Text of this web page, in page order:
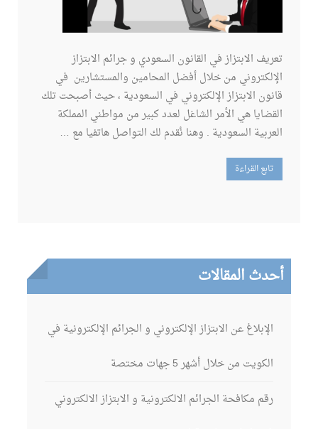
تعريف الابتزاز في القانون السعودي و جرائم الابتزاز
الإلكتروني من خلال أفضل المحامين والمستشارين في
قانون الابتزاز الإلكتروني في السعودية ، حيث أصبحت تلك
القضايا هي الأمر الشاغل لعدد كبير من مواطني المملكة
العربية السعودية . وهنا نُقدم لك التواصل هاتفيا مع …
تابع القراءة
أحدث المقالات
الإبلاغ عن الابتزاز الإلكتروني و الجرائم الإلكترونية في
الكويت من خلال أشهر 5 جهات مختصة
رقم مكافحة الجرائم الالكترونية و الابتزاز الالكتروني